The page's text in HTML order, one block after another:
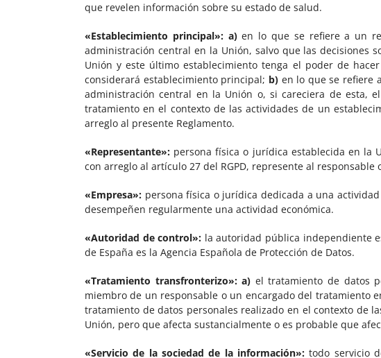
que revelen información sobre su estado de salud.
«Establecimiento principal»: a)en lo que se refiere a un
administración central en la Unión, salvo que las decisiones
Unión y este último establecimiento tenga el poder de
considerará establecimiento principal; b)en lo que se refiere
administración central en la Unión o, si careciera de esta,
tratamiento en el contexto de las actividades de un
arreglo al presente Reglamento.
«Representante»: persona física o jurídica establecida en la
con arreglo al artículo 27 del RGPD, represente al
«Empresa»: persona física o jurídica dedicada a una
desempeñen regularmente una actividad económica.
«Autoridad de control»: la autoridad pública independiente
de España es la Agencia Española de Protección de Datos.
«Tratamiento transfronterizo»: a) el tratamiento de datos
miembro de un responsable o un encargado del tratamiento
tratamiento de datos personales realizado en el contexto de
Unión, pero que afecta sustancialmente o es probable que
«Servicio de la sociedad de la información»: todo servicio